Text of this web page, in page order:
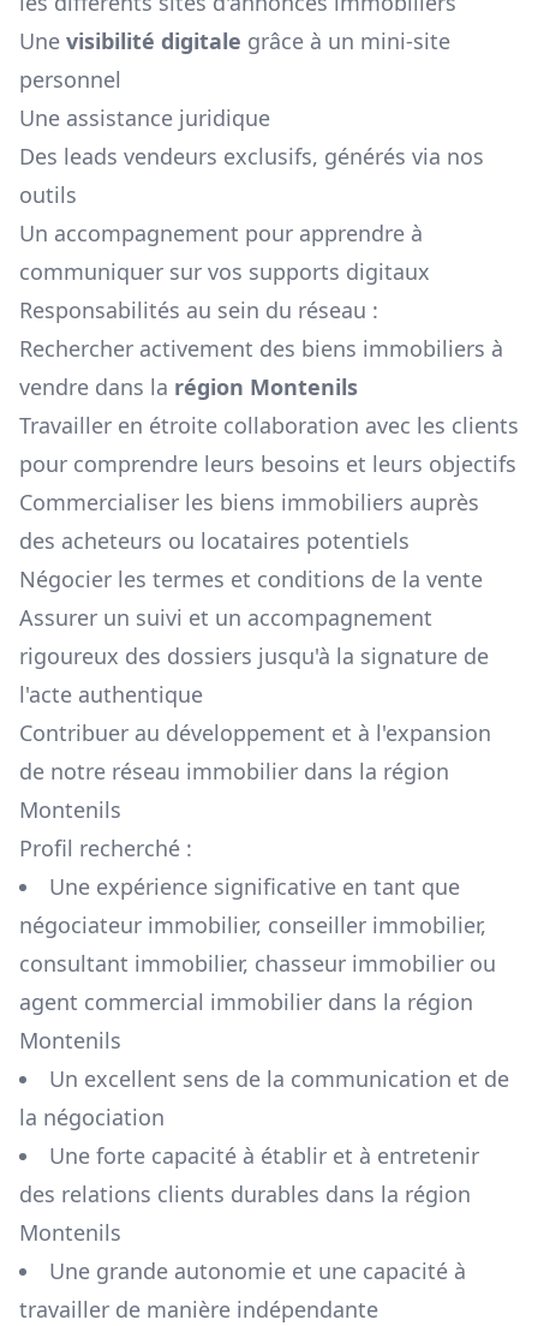
Une visibilité digitale grâce à un mini-site
personnel
Une assistance juridique
Des leads vendeurs exclusifs, générés via nos
outils
Un accompagnement pour apprendre à
communiquer sur vos supports digitaux
Responsabilités au sein du réseau :
Rechercher activement des biens immobiliers à
vendre dans la région Montenils
Travailler en étroite collaboration avec les clients
pour comprendre leurs besoins et leurs objectifs
Commercialiser les biens immobiliers auprès
des acheteurs ou locataires potentiels
Négocier les termes et conditions de la vente
Assurer un suivi et un accompagnement
rigoureux des dossiers jusqu'à la signature de
l'acte authentique
Contribuer au développement et à l'expansion
de notre réseau immobilier dans la région
Montenils
Profil recherché :
Une expérience significative en tant que
négociateur immobilier, conseiller immobilier,
consultant immobilier, chasseur immobilier ou
agent commercial immobilier dans la région
Montenils
Un excellent sens de la communication et de
la négociation
Une forte capacité à établir et à entretenir
des relations clients durables dans la région
Montenils
Une grande autonomie et une capacité à
travailler de manière indépendante